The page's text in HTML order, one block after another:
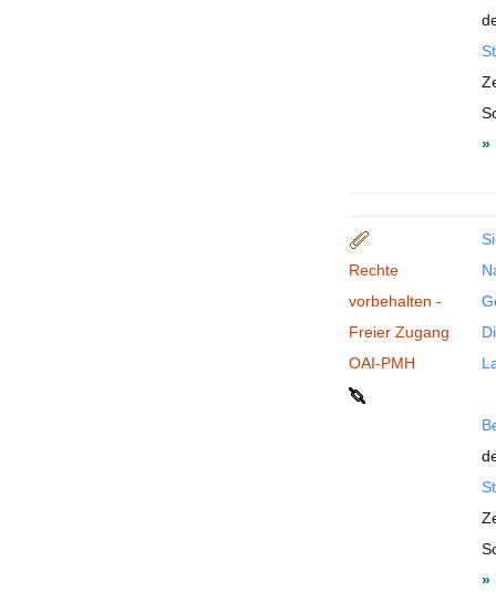
»
Rechte
vorbehalten -
Freier Zugang
OAI-PMH
»